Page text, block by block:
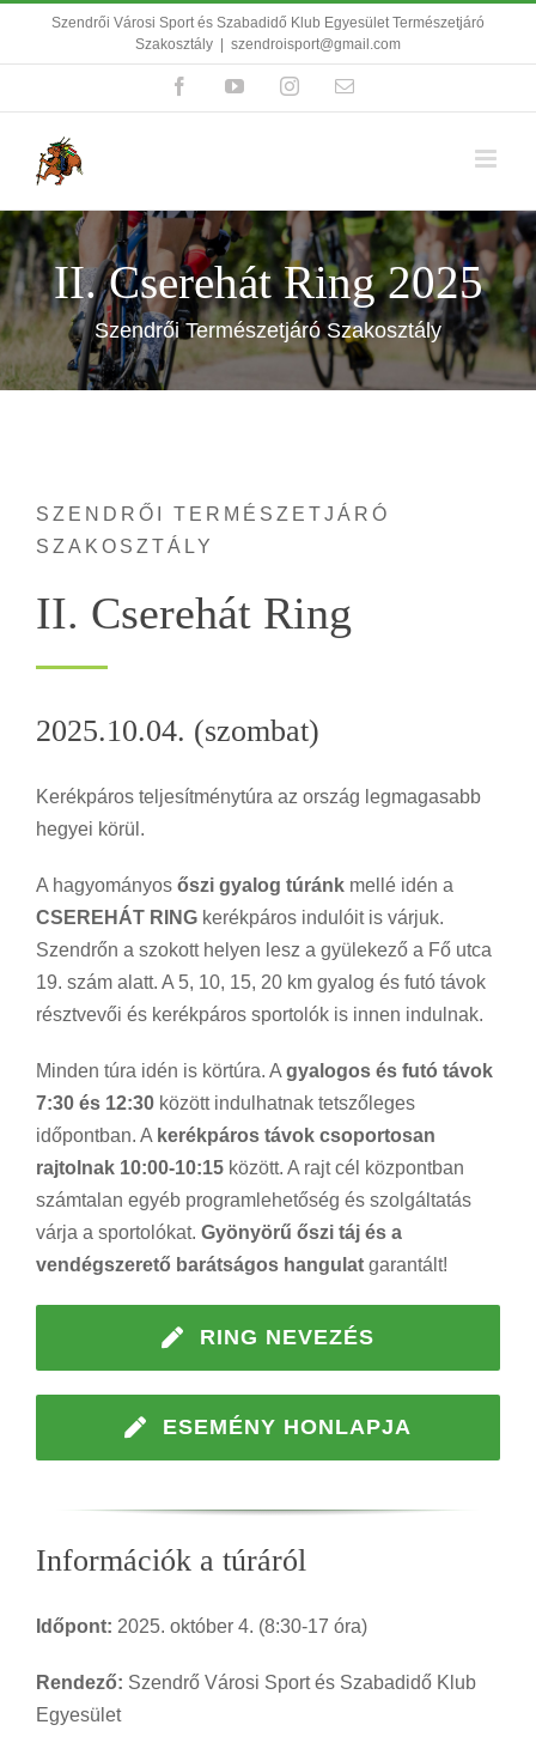
KihagyásSzendrői Városi Sport és Szabadidő Klub Egyesület Természetjáró
Szakosztály
szendroisport@gmail.com
FacebookYouTubeInstagramEmail:
II. Cserehát Ring 2025
Szendrői Természetjáró Szakosztály
SZENDRŐI TERMÉSZETJÁRÓ
SZAKOSZTÁLY
II. Cserehát Ring
2025.10.04. (szombat)
Kerékpáros teljesítménytúra az ország legmagasabb
hegyei körül.
A hagyományos őszi gyalog túránk mellé idén a
CSEREHÁT RING kerékpáros indulóit is várjuk.
Szendrőn a szokott helyen lesz a gyülekező a Fő utca
19. szám alatt. A 5, 10, 15, 20 km gyalog és futó távok
résztvevői és kerékpáros sportolók is innen indulnak.
Minden túra idén is körtúra. A gyalogos és futó távok
7:30 és 12:30 között indulhatnak tetszőleges
időpontban. A kerékpáros távok csoportosan
rajtolnak 10:00-10:15 között. A rajt cél központban
számtalan egyéb programlehetőség és szolgáltatás
várja a sportolókat. Gyönyörű őszi táj és a
vendégszerető barátságos hangulat garantált!
RING NEVEZÉS
ESEMÉNY HONLAPJA
Információk a túráról
Időpont: 2025. október 4. (8:30-17 óra)
Rendező: Szendrő Városi Sport és Szabadidő Klub
Egyesület